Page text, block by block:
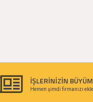
İŞLERİNİZİN
Hemen şimdi firmanızı